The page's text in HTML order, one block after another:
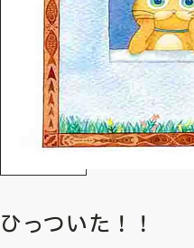
ひっついた！！